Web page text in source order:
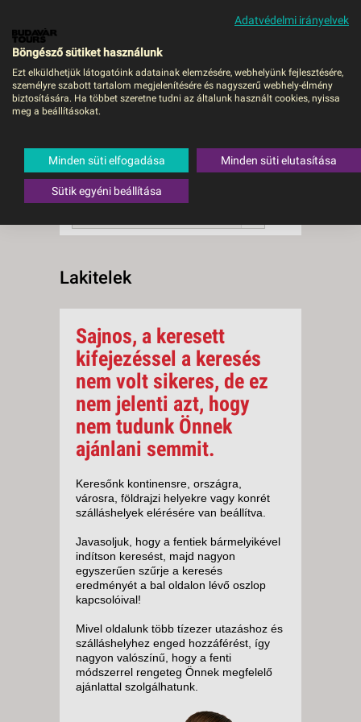
MENÜ
Lakitelek
megfelelő utazásttaláltunk.
A keresővel tovább szűkítheti a
találati listát!
RENDEZÉS:
Lakitelek
Sajnos, a keresett
kifejezéssel a keresés
nem volt sikeres, de ez
nem jelenti azt, hogy
nem tudunk Önnek
ajánlani semmit.
Keresőnk kontinensre, országra,
városra, földrajzi helyekre vagy konrét
szálláshelyek elérésére van beállítva.
Javasoljuk, hogy a fentiek bármelyikével
indítson keresést, majd nagyon
egyszerűen szűrje a keresés
eredményét a bal oldalon lévő oszlop
kapcsolóival!
Mivel oldalunk több tízezer utazáshoz és
szálláshelyhez enged hozzáférést, így
nagyon valószínű, hogy a fenti
módszerrel rengeteg Önnek megfelelő
ajánlattal szolgálhatunk.
Adatvédelmi irányelvek
Böngésző sütiket használunk
Ezt elküldhetjük látogatóink adatainak elemzésére, webhelyünk fejlesztésére,
személyre szabott tartalom megjelenítésére és nagyszerű webhely-élmény
biztosítására. Ha többet szeretne tudni az általunk használt cookies, nyissa
meg a beállításokat.
Minden süti elfogadása Minden süti elutasítása
Sütik egyéni beállítása